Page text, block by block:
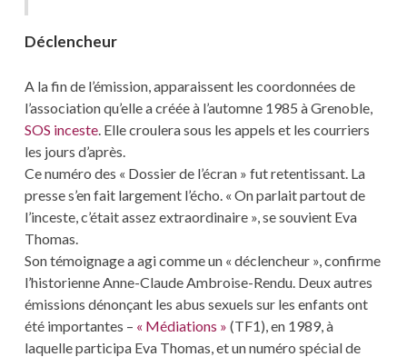
Déclencheur
A la fin de l’émission, apparaissent les coordonnées de
l’association qu’elle a créée à l’automne 1985 à Grenoble,
SOS inceste. Elle croulera sous les appels et les courriers
les jours d’après.
Ce numéro des « Dossier de l’écran » fut retentissant. La
presse s’en fait largement l’écho. « On parlait partout de
l’inceste, c’était assez extraordinaire », se souvient Eva
Thomas.
Son témoignage a agi comme un « déclencheur », confirme
l’historienne Anne-Claude Ambroise-Rendu. Deux autres
émissions dénonçant les abus sexuels sur les enfants ont
été importantes – « Médiations » (TF1), en 1989, à
laquelle participa Eva Thomas, et un numéro spécial de